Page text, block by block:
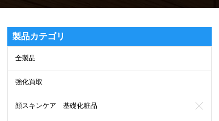
製品カテゴリ
全製品
強化買取
顔スキンケア 基礎化粧品